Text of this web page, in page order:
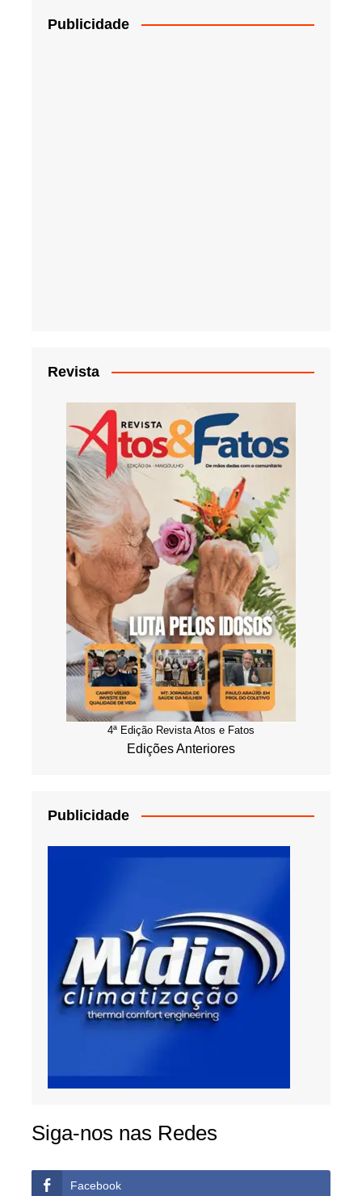
Publicidade
Revista
4ª Edição Revista Atos e Fatos
Edições Anteriores
Publicidade
Siga-nos nas Redes
Facebook